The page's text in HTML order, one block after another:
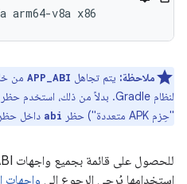
arm64-v8a
ملاحظة: يتم تجاهل APP_ABI من
لنظام Gradle. بدلاً من ذلك، استخدم حظر
"حِزم APK متعددة") حظر
abi داخل
استخدامها يُرجى الرجوع إلى